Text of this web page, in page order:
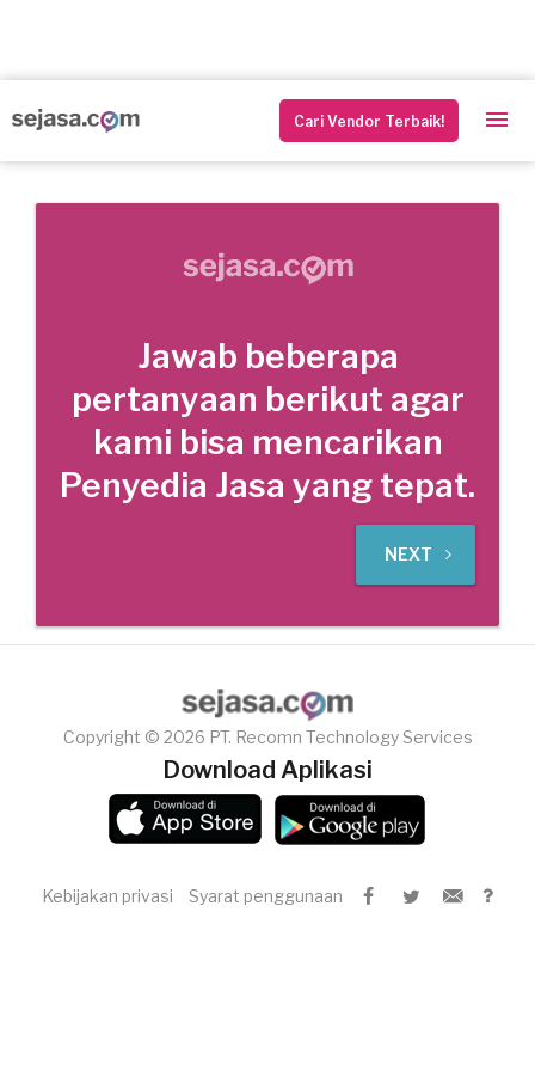
Cari Vendor Terbaik!
Jawab beberapa
pertanyaan berikut agar
kami bisa mencarikan
Penyedia Jasa yang tepat.
NEXT
Copyright © 2026 PT. Recomn Technology Services
Download Aplikasi
Kebijakan privasi Syarat penggunaan